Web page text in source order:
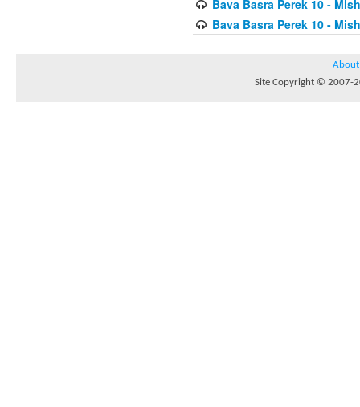
Bava Basra Perek 10 -
Bava Basra Perek 10 -
About
Site Copyright © 2007-